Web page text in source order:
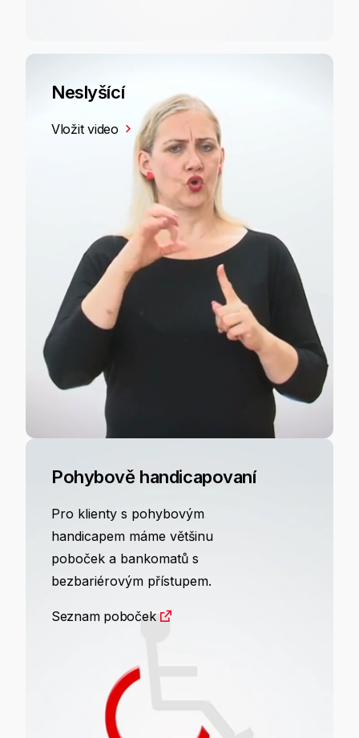
Neslyšící
Vložit video
Pohybově handicapovaní
Pro klienty s pohybovým
handicapem máme většinu
poboček a bankomatů s
bezbariérovým přístupem.
Seznam poboček